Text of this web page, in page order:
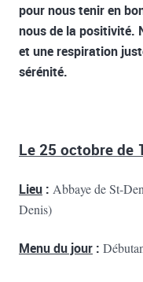
pour nous tenir en
nous de la positivité.
et une respiration
sérénité.
Le 25 octobre de
Lieu : Abbaye de St-
Denis)
Menu du jour :